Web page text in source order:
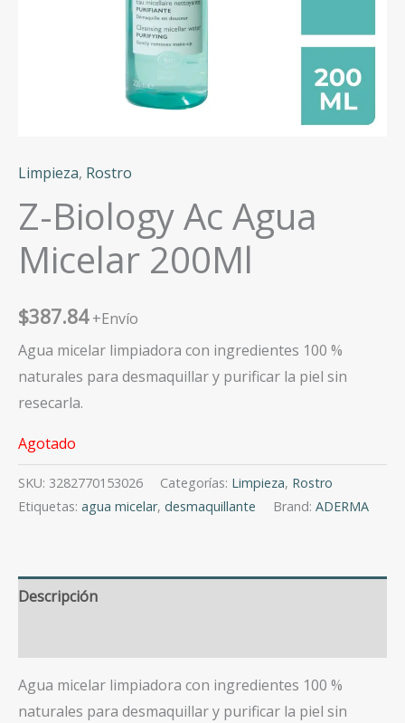
Limpieza, Rostro
Z-Biology Ac Agua
Micelar 200Ml
$387.84 +Envío
Agua micelar limpiadora con ingredientes 100 %
naturales para desmaquillar y purificar la piel sin
resecarla.
Agotado
SKU: 3282770153026 Categorías: Limpieza, Rostro
Etiquetas: agua micelar, desmaquillante Brand: ADERMA
Descripción
Agua micelar limpiadora con ingredientes 100 %
naturales para desmaquillar y purificar la piel sin